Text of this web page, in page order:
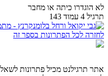
לא הוגדרו כיתה או מחבר
תרגיל 4 עמוד 143
לחזרה לכל הפתרונות בספר זה
אתר תרגילנט מכיל פתרונות